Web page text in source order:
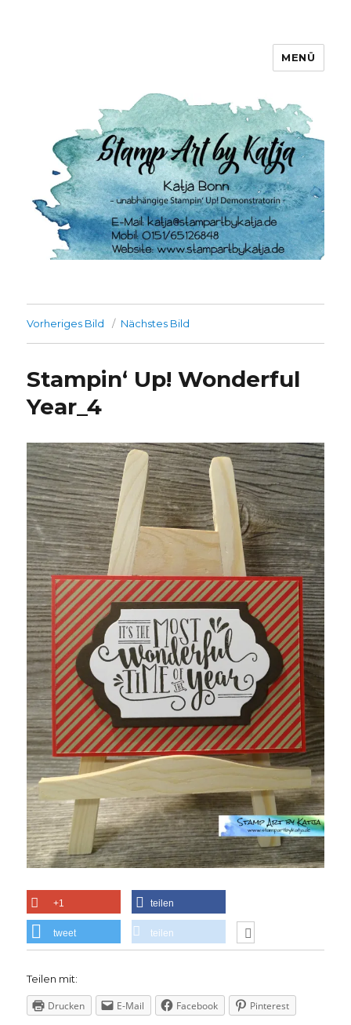
MENÜ
Vorheriges Bild Nächstes Bild
Stampin‘ Up! Wonderful
Year_4
+1 teilen
tweet teilen
Teilen mit:
Drucken E-Mail Facebook Pinterest